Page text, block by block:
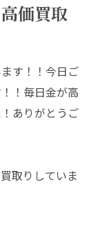
価買取
す！！今日ご
！毎日金が高
ありがとうご
取りしていま